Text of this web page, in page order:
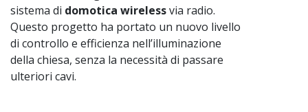
sistema di domotica wirelessvia radio.
Questo progetto ha portato un nuovo livello
di controllo e efficienza nell’illuminazione
della chiesa, senza la necessità di passare
ulteriori cavi.